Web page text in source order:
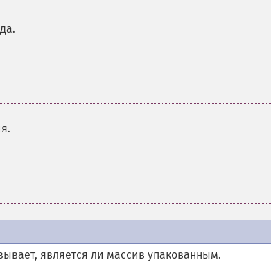
является ли массив упакованным.